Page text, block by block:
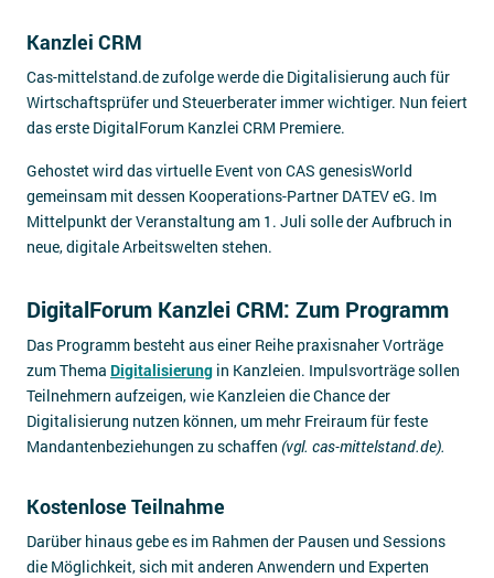
Kanzlei CRM
Cas-mittelstand.de zufolge werde die Digitalisierung auch für
Wirtschaftsprüfer und Steuerberater immer wichtiger. Nun feiert
das erste DigitalForum Kanzlei CRM Premiere.
Gehostet wird das virtuelle Event von CAS genesisWorld
gemeinsam mit dessen Kooperations-Partner DATEV eG. Im
Mittelpunkt der Veranstaltung am 1. Juli solle der Aufbruch in
neue, digitale Arbeitswelten stehen.
DigitalForum Kanzlei CRM: Zum Programm
Das Programm besteht aus einer Reihe praxisnaher Vorträge
zum Thema Digitalisierung in Kanzleien. Impulsvorträge sollen
Teilnehmern aufzeigen, wie Kanzleien die Chance der
Digitalisierung nutzen können, um mehr Freiraum für feste
Mandantenbeziehungen zu schaffen (vgl. cas-mittelstand.de).
Kostenlose Teilnahme
Darüber hinaus gebe es im Rahmen der Pausen und Sessions
die Möglichkeit, sich mit anderen Anwendern und Experten